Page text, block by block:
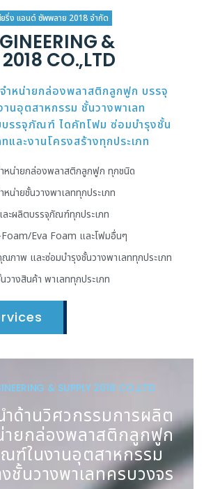
ยริ่ง แอนด์ ซัพพลาย 2018 จำกัด
&
2018 CO.,LTD
ำหน่ายกล่องพลาสติกลูกฟูก บรรจุ
นอุตสาหกรรม ชั้นวางพาเลท
รรจุภัณฑ์ ไดคัทโฟม ซ่อมบำรุงชั้น
และงานโครงสร้างทุกประเภท
หน่ายกล่องพลาสติกลูกฟูก ทุกชนิด
น่ายชั้นวางพาเลททุกประเภท
ะผลิตบรรจุภัณฑ์ทุกประเภท
Foam/Eva Foam และโฟมอื่นๆ
ภาพ และซ่อมบำรุงชั้นวางพาเลททุกประเภท
วางสินค้า พาเลททุกประเภท
& SUPPLY 2018 CO.,LTD
ำด้านวิศวกรรมการผลิต
ายกล่องพลาสติกลูกฟูก
ฑ์ในงานอุตสาหกรรม
งชั้นวางพาเลทครบวงจร